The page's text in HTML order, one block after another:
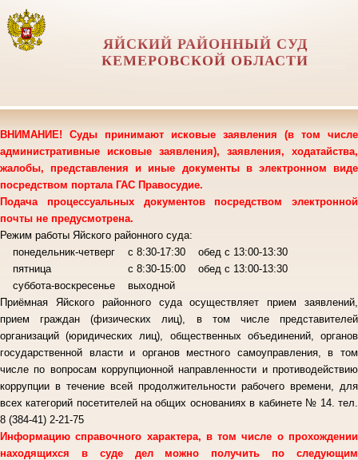
ЯЙСКИЙ РАЙОННЫЙ СУД
КЕМЕРОВСКОЙ ОБЛАСТИ
ВНИМАНИЕ! Суды принимают исковые заявления (в том числе
административные исковые заявления), заявления, ходатайства,
жалобы, представления и иные документы в электронном виде
посредством портала ГАС Правосудие.
Подача процессуальных документов посредством электронной
почты не предусмотрена.
Режим работы Яйского районного суда:
понедельник-четверг с 8:30-17:30 обед с 13:00-13:30
пятница с 8:30-15:00 обед с 13:00-13:30
суббота-воскресенье выходной
Приёмная Яйского районного суда осуществляет прием заявлений,
прием граждан (физических лиц), в том числе представителей
организаций (юридических лиц), общественных объединений, органов
государственной власти и органов местного самоуправления, в том
числе по вопросам коррупционной направленности и противодействию
коррупции в течение всей продолжительности рабочего времени, для
всех категорий посетителей на общих основаниях в кабинете № 14. тел.
8 (384-41) 2-21-75
Информацию справочного характера, в том числе о прохождении
находящихся в суде дел можно получить по следующим